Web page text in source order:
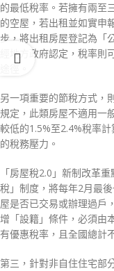
的最低稅率。若擁有兩至
的空屋，若出租並如實申
步，將出租房屋登記為「
經地方政府認定，稅率
另一項重要的節稅方式，
規定，此類房屋不適用一
較低的1.5%至2.4%稅率
的稅務壓力。
「房屋稅2.0」新制改革
稅」制度，將每年2月最
屋是否已交易或辦理過戶
增「設籍」條件，必須由
有優惠稅率，且全國總計
第三，針對非自住住宅部